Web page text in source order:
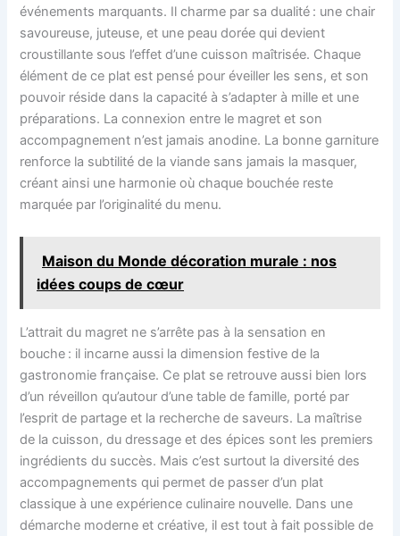
événements marquants. Il charme par sa dualité : une chair
savoureuse, juteuse, et une peau dorée qui devient
croustillante sous l’effet d’une cuisson maîtrisée. Chaque
élément de ce plat est pensé pour éveiller les sens, et son
pouvoir réside dans la capacité à s’adapter à mille et une
préparations. La connexion entre le magret et son
accompagnement n’est jamais anodine. La bonne garniture
renforce la subtilité de la viande sans jamais la masquer,
créant ainsi une harmonie où chaque bouchée reste
marquée par l’originalité du menu.
Maison du Monde décoration murale : nos
idées coups de cœur
L’attrait du magret ne s’arrête pas à la sensation en
bouche : il incarne aussi la dimension festive de la
gastronomie française. Ce plat se retrouve aussi bien lors
d’un réveillon qu’autour d’une table de famille, porté par
l’esprit de partage et la recherche de saveurs. La maîtrise
de la cuisson, du dressage et des épices sont les premiers
ingrédients du succès. Mais c’est surtout la diversité des
accompagnements qui permet de passer d’un plat
classique à une expérience culinaire nouvelle. Dans une
démarche moderne et créative, il est tout à fait possible de